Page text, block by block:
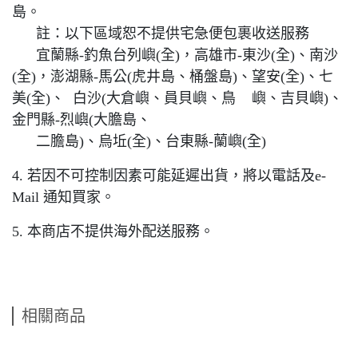
島。
註：以下區域恕不提供宅急便包裹收送服務
宜蘭縣-釣魚台列嶼(全)，高雄市-東沙(全)、南沙
(全)，澎湖縣-馬公(虎井島、桶盤島)、望安(全)、七
美(全)、 白沙(大倉嶼、員貝嶼、鳥 嶼、吉貝嶼)、
金門縣-烈嶼(大膽島、
二膽島)、烏坵(全)、台東縣-蘭嶼(全)
4. 若因不可控制因素可能延遲出貨，將以電話及e-
Mail 通知買家。
5. 本商店不提供海外配送服務。
相關商品